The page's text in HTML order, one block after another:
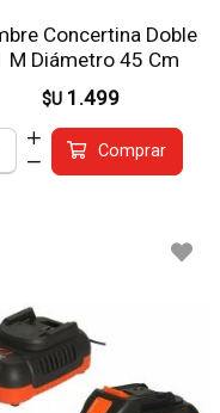
Concertina Doble
M Diámetro 45 Cm
$U 1.499
Comprar